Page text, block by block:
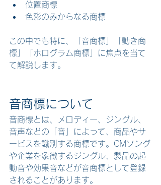
位置商標
色彩のみからなる商標
この中でも特に、「音商標」「動き商
標」「ホログラム商標」に焦点を当て
て解説します。
音商標について
音商標とは、メロディー、ジングル、
音声などの「音」によって、商品やサ
ービスを識別する商標です。CMソング
や企業を象徴するジングル、製品の起
動音や効果音などが音商標として登録
されることがあります。